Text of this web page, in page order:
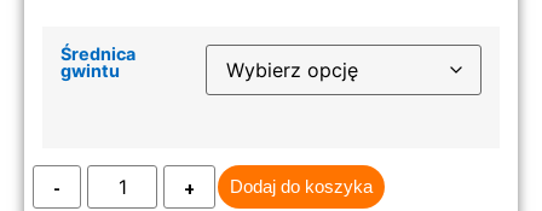
Średnica
gwintu
Dodaj do koszyka